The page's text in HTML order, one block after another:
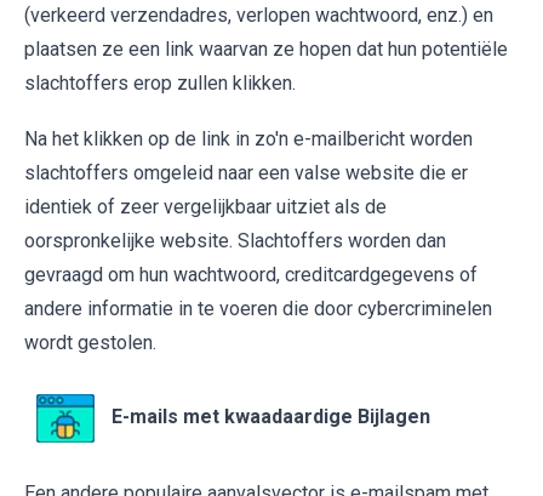
(verkeerd verzendadres, verlopen wachtwoord, enz.) en
plaatsen ze een link waarvan ze hopen dat hun potentiële
slachtoffers erop zullen klikken.
Na het klikken op de link in zo'n e-mailbericht worden
slachtoffers omgeleid naar een valse website die er
identiek of zeer vergelijkbaar uitziet als de
oorspronkelijke website. Slachtoffers worden dan
gevraagd om hun wachtwoord, creditcardgegevens of
andere informatie in te voeren die door cybercriminelen
wordt gestolen.
E-mails met kwaadaardige Bijlagen